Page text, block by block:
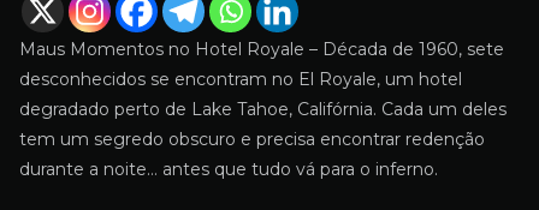
Maus Momentos no Hotel Royale – Década de 1960, sete
desconhecidos se encontram no El Royale, um hotel
degradado perto de Lake Tahoe, Califórnia. Cada um deles
tem um segredo obscuro e precisa encontrar redenção
durante a noite… antes que tudo vá para o inferno.